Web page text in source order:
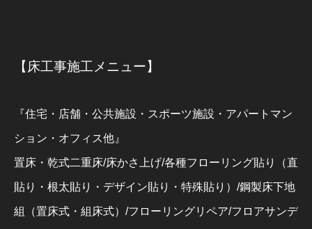
【床工事施工メニュー】
『住宅・店舗・公共施設・スポーツ施設・アパートマン
ション・オフィス他』
置床・乾式二重床/床かさ上げ/各種フローリング貼り（直
貼り・根太貼り・デザイン貼り・特殊貼り）/鋼製床下地
組（置床式・組床式）/フローリングリペア/フロアサンデ